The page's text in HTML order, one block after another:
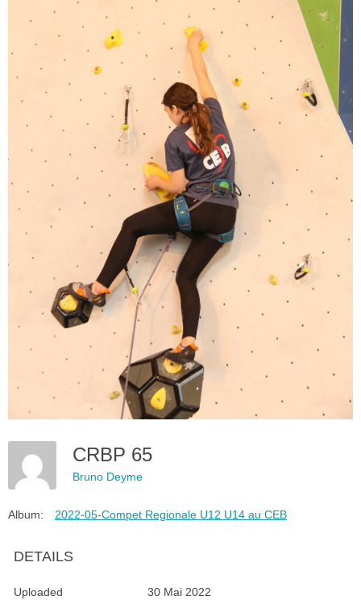
CRBP 65
Bruno Deyme
Album: 2022-05-Compet Regionale U12 U14 au CEB
DETAILS
Uploaded 30 Mai 2022